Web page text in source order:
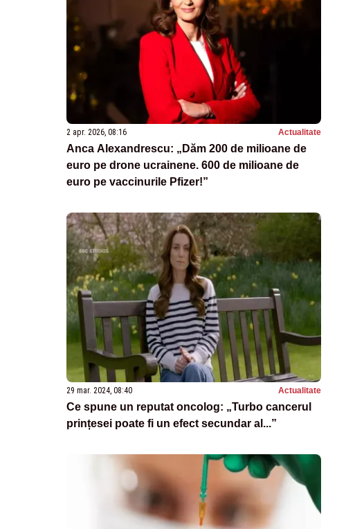
2 apr. 2026, 08:16 Actualitate
Anca Alexandrescu: „Dăm 200 de milioane de
euro pe drone ucrainene. 600 de milioane de
euro pe vaccinurile Pfizer!”
29 mar. 2024, 08:40 Actualitate
Ce spune un reputat oncolog: „Turbo cancerul
prințesei poate fi un efect secundar al...”